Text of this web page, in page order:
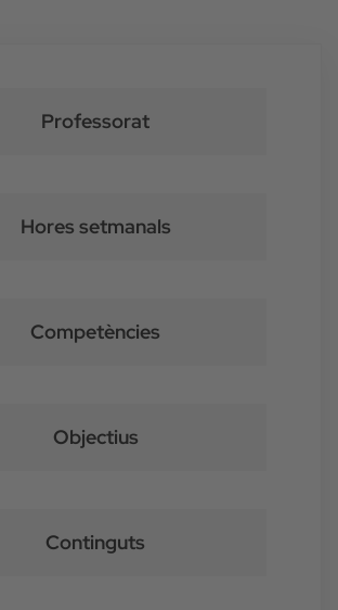
Professorat
Hores setmanals
Competències
Objectius
Continguts